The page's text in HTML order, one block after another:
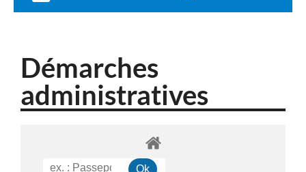
Démarches
administratives